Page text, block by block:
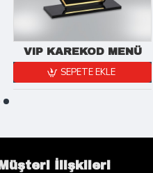
VIP KAREKOD MENÜ
SEPETE EKLE
Müşteri İlişkileri